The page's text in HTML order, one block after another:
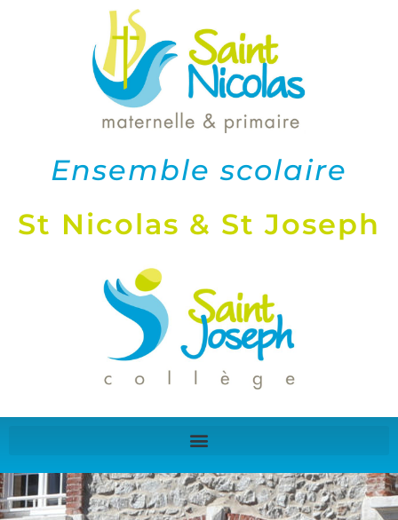
Ensemble scolaire
St Nicolas & St Joseph